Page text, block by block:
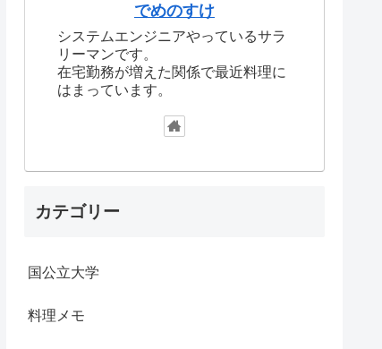
でめのすけ
システムエンジニアやっているサラ
リーマンです。
在宅勤務が増えた関係で最近料理に
はまっています。
カテゴリー
国公立大学
料理メモ